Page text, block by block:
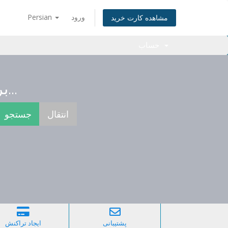
Persian ورود مشاهده کارت خرید
برای یافتن بهترین نام همینک جستجو کنید...
ایجاد تراکنش پشتیبانی